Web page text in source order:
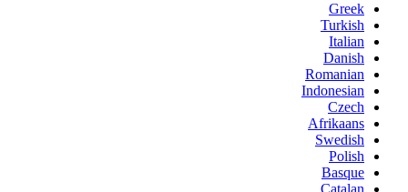
Greek
Turkish
Italian
Danish
Romanian
Indonesian
Czech
Afrikaans
Swedish
Polish
Basque